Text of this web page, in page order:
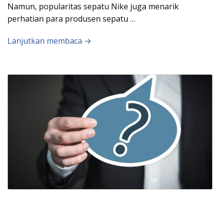
Namun, popularitas sepatu Nike juga menarik
perhatian para produsen sepatu …
Lanjutkan membaca →